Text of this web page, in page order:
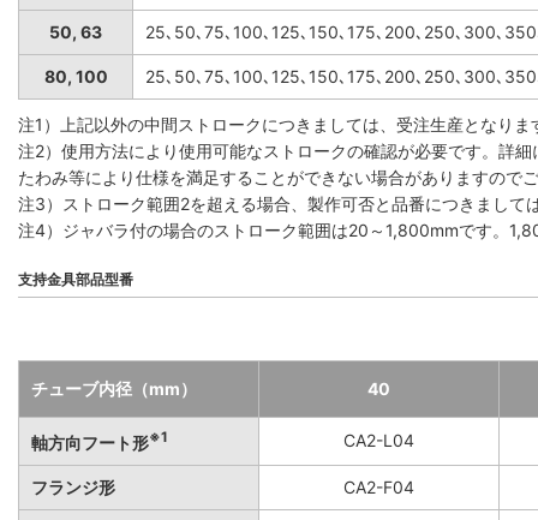
50, 63 25､50､75､100､125､150､175､200､250､300､
80, 100 25､50､75､100､125､150､175､200､250､300､
注1）上記以外の中間ストロークにつきましては、受注生産となりま
注2）使用方法により使用可能なストロークの確認が必要です。詳
たわみ等により仕様を満足することができない場合がありますので
注3）ストローク範囲2を超える場合、製作可否と品番につきまし
注4）ジャバラ付の場合のストローク範囲は20～1,800mmです。
支持金具部品型番
チューブ内径（mm） 40
軸方向フート形※1 CA2-L04
フランジ形 CA2-F04